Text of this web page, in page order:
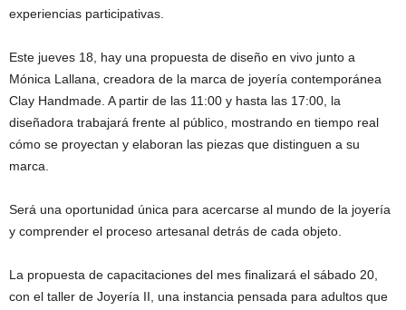
experiencias participativas.
Este jueves 18, hay una propuesta de diseño en vivo junto a
Mónica Lallana, creadora de la marca de joyería contemporánea
Clay Handmade. A partir de las 11:00 y hasta las 17:00, la
diseñadora trabajará frente al público, mostrando en tiempo real
cómo se proyectan y elaboran las piezas que distinguen a su
marca.
Será una oportunidad única para acercarse al mundo de la joyería
y comprender el proceso artesanal detrás de cada objeto.
La propuesta de capacitaciones del mes finalizará el sábado 20,
con el taller de Joyería II, una instancia pensada para adultos que